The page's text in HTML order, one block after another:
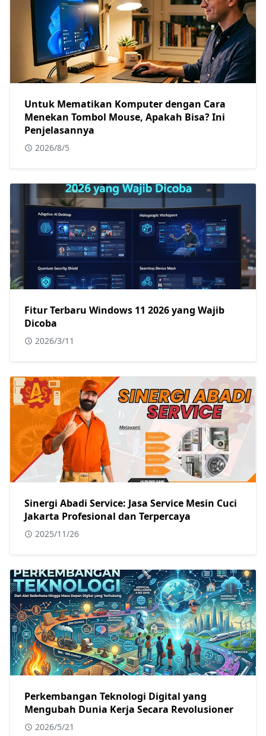
Untuk Mematikan Komputer dengan Cara
Menekan Tombol Mouse, Apakah Bisa? Ini
Penjelasannya
2026/8/5
Fitur Terbaru Windows 11 2026 yang Wajib
Dicoba
2026/3/11
Sinergi Abadi Service: Jasa Service Mesin Cuci
Jakarta Profesional dan Terpercaya
2025/11/26
Perkembangan Teknologi Digital yang
Mengubah Dunia Kerja Secara Revolusioner
2026/5/21